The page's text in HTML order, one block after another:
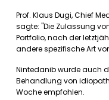
Prof. Klaus Dugi, Chief
sagte: "Die Zulassung
Portfolio, nach der
andere spezifische Art
Nintedanib wurde auch
Behandlung von
Woche empfohlen.